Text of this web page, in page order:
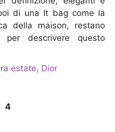
di una It bag come la
della maison, restano
per descrivere questo
estate, Dior
Pagina
4